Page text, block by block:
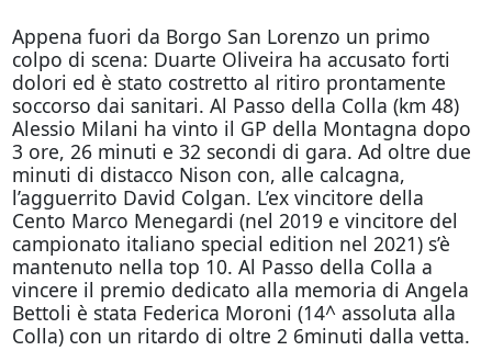
Appena fuori da Borgo San Lorenzo un primo
colpo di scena: Duarte Oliveira ha accusato forti
dolori ed è stato costretto al ritiro prontamente
soccorso dai sanitari. Al Passo della Colla (km 48)
Alessio Milani ha vinto il GP della Montagna dopo
3 ore, 26 minuti e 32 secondi di gara. Ad oltre due
minuti di distacco Nison con, alle calcagna,
l’agguerrito David Colgan. L’ex vincitore della
Cento Marco Menegardi (nel 2019 e vincitore del
campionato italiano special edition nel 2021) s’è
mantenuto nella top 10. Al Passo della Colla a
vincere il premio dedicato alla memoria di Angela
Bettoli è stata Federica Moroni (14^ assoluta alla
Colla) con un ritardo di oltre 2 6minuti dalla vetta.